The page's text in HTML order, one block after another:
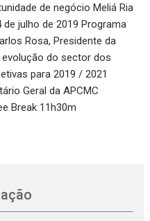
de negócio Meliá Ria
julho de 2019 Programa
Presidente da
do sector dos
para 2019 / 2021
da APCMC
Break 11h30m